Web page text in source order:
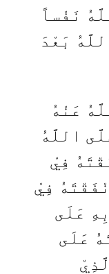
نَفْساً
بَعْدَ
عَنْهُ
اللَّهُ
فِيْ
فِيْ
عَلَى
عَلَى